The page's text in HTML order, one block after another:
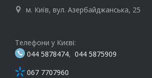
 м. Київ, вул. Азербайджанська, 25
Телефони у Києві:
044 5878474, 044 5875909
067 7707960